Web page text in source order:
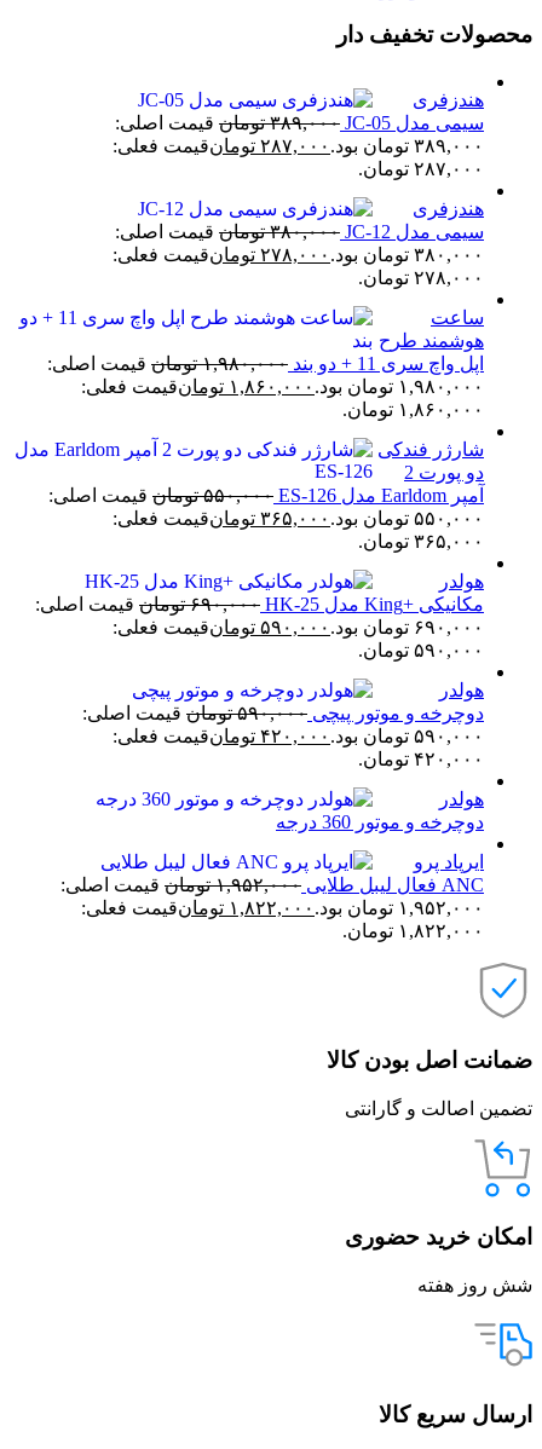
محصولات تخفیف دار
هندزفری
سیمی مدل JC-05
۳۸۹,۰۰۰ تومان قیمت اصلی:
۳۸۹,۰۰۰ تومان بود.
۲۸۷,۰۰۰ تومانقیمت فعلی:
۲۸۷,۰۰۰ تومان.
هندزفری
سیمی مدل JC-12
۳۸۰,۰۰۰ تومان قیمت اصلی:
۳۸۰,۰۰۰ تومان بود.
۲۷۸,۰۰۰ تومانقیمت فعلی:
۲۷۸,۰۰۰ تومان.
ساعت
هوشمند طرح
اپل واچ سری 11 + دو بند
۱,۹۸۰,۰۰۰ تومان قیمت اصلی:
۱,۹۸۰,۰۰۰ تومان بود.
۱,۸۶۰,۰۰۰ تومانقیمت فعلی:
۱,۸۶۰,۰۰۰ تومان.
شارژر فندکی
دو پورت 2
آمپر Earldom مدل ES-126
۵۵۰,۰۰۰ تومان قیمت اصلی:
۵۵۰,۰۰۰ تومان بود.
۳۶۵,۰۰۰ تومانقیمت فعلی:
۳۶۵,۰۰۰ تومان.
هولدر
مکانیکی +King مدل HK-25
۶۹۰,۰۰۰ تومان قیمت اصلی:
۶۹۰,۰۰۰ تومان بود.
۵۹۰,۰۰۰ تومانقیمت فعلی:
۵۹۰,۰۰۰ تومان.
هولدر
دوچرخه و موتور پیچی ۵۹۰,۰۰۰ تومان قیمت اصلی:
۵۹۰,۰۰۰ تومان بود.
۴۲۰,۰۰۰ تومانقیمت فعلی:
۴۲۰,۰۰۰ تومان.
هولدر
دوچرخه و موتور 360 درجه
ایرپاد پرو
ANC فعال لیبل طلایی
۱,۹۵۲,۰۰۰ تومان قیمت اصلی:
۱,۹۵۲,۰۰۰ تومان بود.
۱,۸۲۲,۰۰۰ تومانقیمت فعلی:
۱,۸۲۲,۰۰۰ تومان.
ضمانت اصل بودن کالا
تضمین اصالت و گارانتی
امکان خرید حضوری
شش روز هفته
ارسال سریع کالا